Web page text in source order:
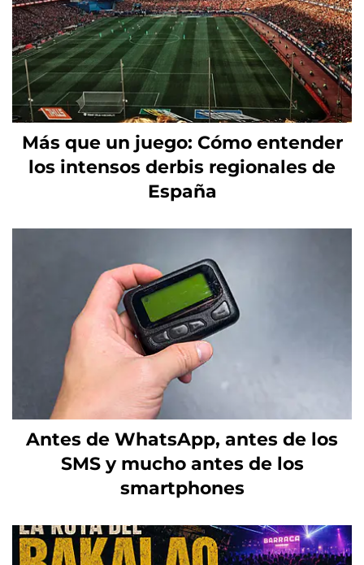
Más que un juego: Cómo entender
los intensos derbis regionales de
España
Antes de WhatsApp, antes de los
SMS y mucho antes de los
smartphones